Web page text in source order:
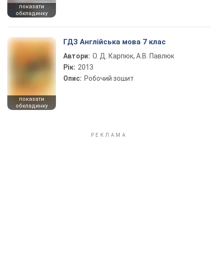
показати
обкладинку
показати
обкладинку
ГДЗ Англійська мова 7 клас
Автори: О. Д. Карпюк, А.В. Павлюк
Рік: 2013
Опис: Робочий зошит